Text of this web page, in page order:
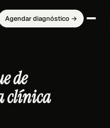
Agendar diagnóstico →
de
clínica